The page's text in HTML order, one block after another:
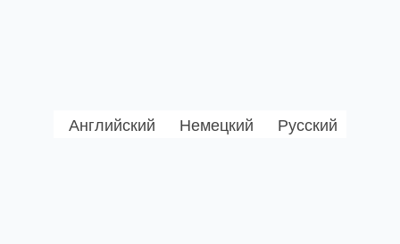
Английский Немецкий Русский